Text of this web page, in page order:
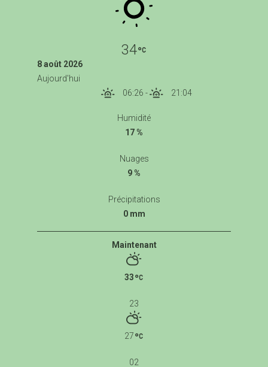
34
8 août 2026
Aujourd'hui
06:26 - 21:04
Humidité
17 %
Nuages
9 %
Précipitations
0 mm
Maintenant
33
23
27
02